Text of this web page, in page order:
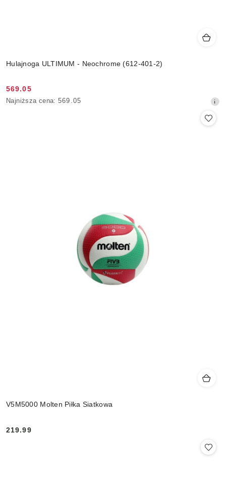
Hulajnoga ULTIMUM - Neochrome (612-401-2)
Cena
promocyjna:
569.05
Najniższa
Najniższa cena: 569.05
V5M5000 Molten Piłka Siatkowa
Cena:
219.99